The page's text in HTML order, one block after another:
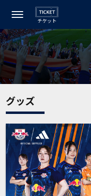
チケット
グッズ